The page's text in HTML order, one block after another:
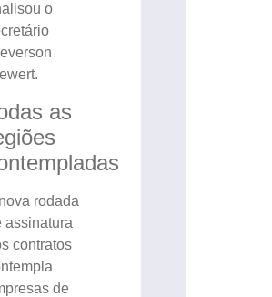
o
as
rodada
assinatura
contratos
de